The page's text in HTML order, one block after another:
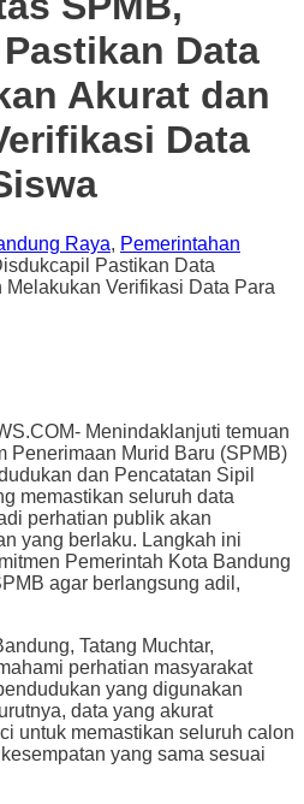
Data
Akurat dan
Data
Raya, Pemerintahan
Menindaklanjuti temuan
Penerimaan Murid Baru (SPMB)
dan Pencatatan Sipil
memastikan seluruh data
perhatian publik akan
yang berlaku. Langkah ini
Pemerintah Kota Bandung
agar berlangsung adil,
Tatang Muchtar,
perhatian masyarakat
yang digunakan
data yang akurat
untuk memastikan seluruh calon
yang sama sesuai